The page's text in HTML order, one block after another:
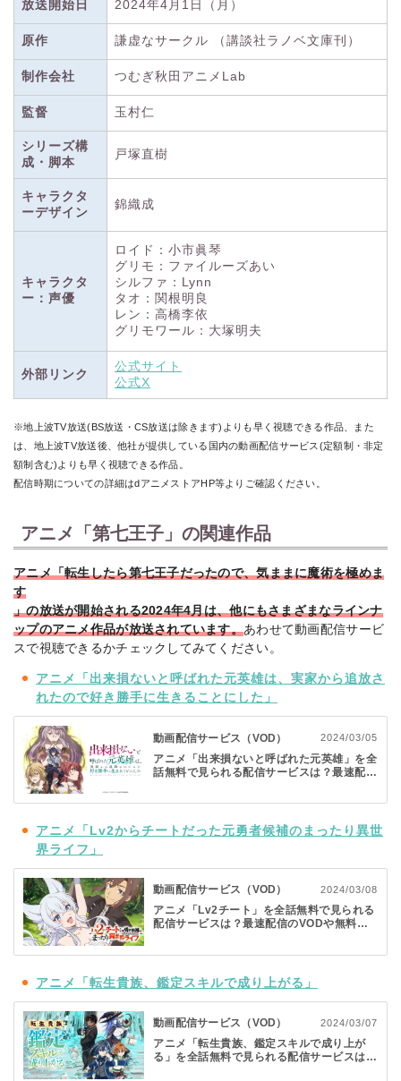
放送開始日 2024年4月1日（月）
原作 謙虚なサークル （講談社ラノベ文庫刊）
制作会社 つむぎ秋田アニメLab
監督 玉村仁
シリーズ構
成・脚本
戸塚直樹
キャラクタ
ーデザイン
錦織成
キャラクタ
ー：声優
ロイド：小市眞琴
グリモ：ファイルーズあい
シルファ：Lynn
タオ：関根明良
レン：高橋李依
グリモワール：大塚明夫
外部リンク
公式サイト
公式X
※地上波TV放送(BS放送・CS放送は除きます)よりも早く視聴できる作品、また
は、地上波TV放送後、他社が提供している国内の動画配信サービス(定額制・非定
額制含む)よりも早く視聴できる作品。
配信時期についての詳細はdアニメストアHP等よりご確認ください。
アニメ「第七王子」の関連作品
アニメ「転生したら第七王子だったので、気ままに魔術を極めま
す
」の放送が開始される2024年4月は、他にもさまざまなラインナ
ップのアニメ作品が放送されています。あわせて動画配信サービ
スで視聴できるかチェックしてみてください。
アニメ「出来損ないと呼ばれた元英雄は、実家から追放さ
れたので好き勝手に生きることにした」
動画配信サービス（VOD） 2024/03/05
アニメ「出来損ないと呼ばれた元英雄」を全
話無料で見られる配信サービスは？最速配信
アニメ「Lv2からチートだった元勇者候補のまったり異世
界ライフ」
動画配信サービス（VOD） 2024/03/08
アニメ「Lv2チート」を全話無料で見られる
配信サービスは？最速配信のVODや無料期
アニメ「転生貴族、鑑定スキルで成り上がる」
動画配信サービス（VOD） 2024/03/07
アニメ「転生貴族、鑑定スキルで成り上が
る」を全話無料で見られる配信サービスは？